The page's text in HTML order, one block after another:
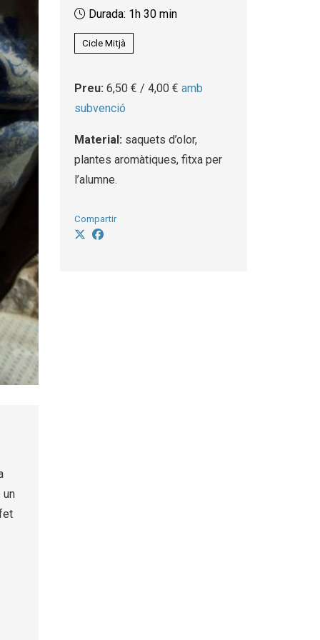
Durada: 1h 30 min
Cicle Mitjà
Preu: 6,50 € / 4,00 € amb
subvenció
Material: saquets d’olor,
plantes aromàtiques, fitxa per
l’alumne.
Compartir
un